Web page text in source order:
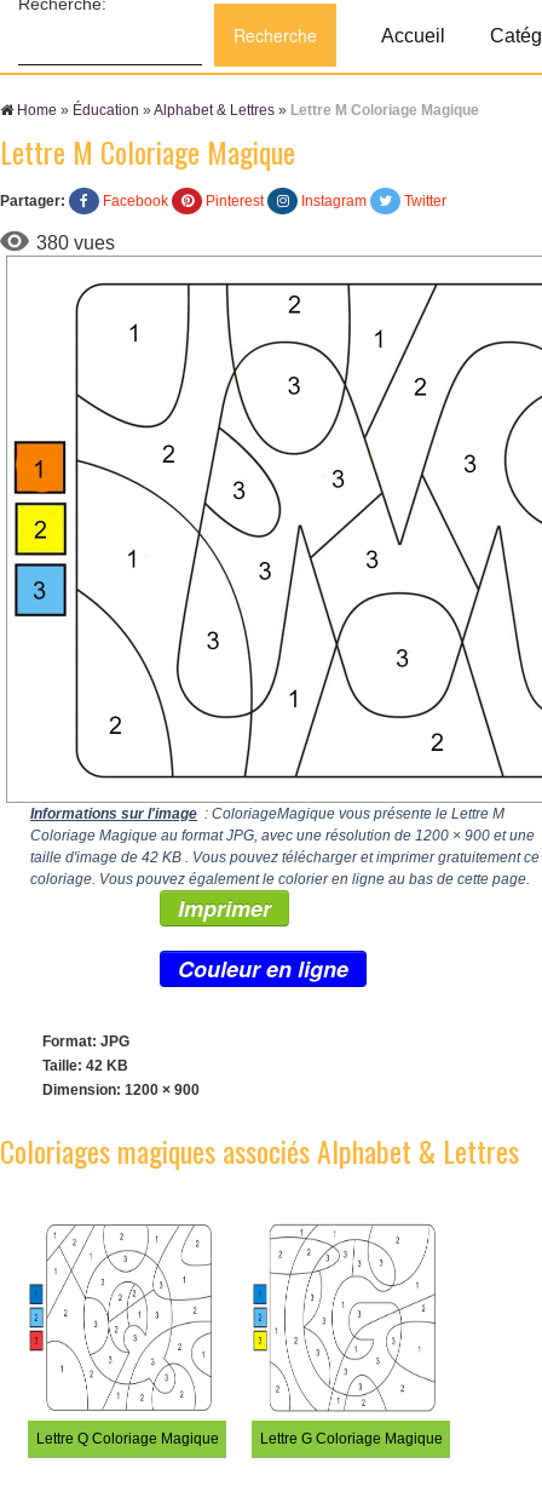
Accueil
Home » Éducation »Alphabet & Lettres » Lettre M Coloriage Magique
Lettre M Coloriage Magique
Partager: Facebook Pinterest Instagram Twitter
380 vues
Informations sur l'image : ColoriageMagique vous présente le Lettre M
Coloriage Magique au format JPG, avec une résolution de 1200 × 900 et une
taille d'image de 42 KB . Vous pouvez télécharger et imprimer gratuitement ce
coloriage. Vous pouvez également le colorier en ligne au bas de cette page.
Imprimer
Couleur en ligne
Format: JPG
Taille: 42 KB
Dimension: 1200 × 900
Coloriages magiques associés Alphabet & Lettres
Lettre Q Coloriage Magique Lettre G Coloriage Magique